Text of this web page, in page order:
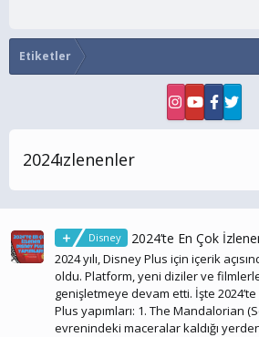
Etiketler
2024i̇zlenenler
Disney 2024’te En Çok
2024 yılı, Disney Plus için içerik
oldu. Platform, yeni diziler ve
genişletmeye devam etti. İşte
Plus yapımları: 1. The Mandalorian
evrenindeki maceralar kaldığı